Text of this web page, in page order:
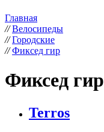
Главная
// Велосипеды
// Городские
// Фиксед гир
Фиксед гир
Terros